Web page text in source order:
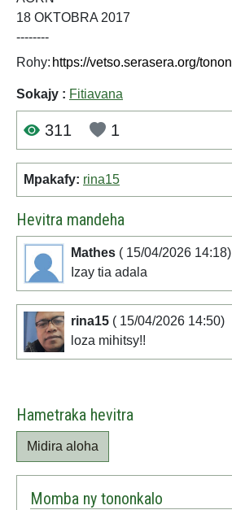
18 OKTOBRA 2017
--------
Rohy:
Sokajy : Fitiavana
311 1
Mpakafy: rina15
Hevitra mandeha
Mathes ( 15/04/2026 14:18)
Izay tia adala
rina15 ( 15/04/2026 14:50)
loza mihitsy!!
Hametraka hevitra
Midira aloha
Momba ny tononkalo